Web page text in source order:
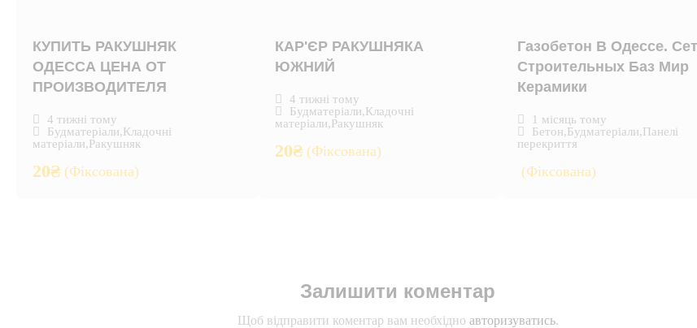
КУПИТЬ РАКУШНЯК
ОДЕССА ЦЕНА ОТ
ПРОИЗВОДИТЕЛЯ
4 тижні тому
Будматеріали,Кладочні
матеріали,Ракушняк
20₴ (Фіксована)
КАР'ЄР РАКУШНЯКА
ЮЖНИЙ
4 тижні тому
Будматеріали,Кладочні
матеріали,Ракушняк
20₴ (Фіксована)
Газобетон В Одессе.
Строительных Баз Мир
Керамики
1 місяць тому
Бетон,Будматеріали,Панелі
перекриття
(Фіксована)
Залишити коментар
Щоб відправити коментар вам необхідно авторизуватись.